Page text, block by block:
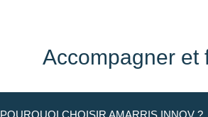
Accompagner et
POURQUOI CHOISIR AMARRIS INNOV ?